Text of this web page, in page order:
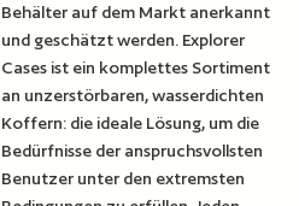
Behälter auf dem Markt anerkannt
und geschätzt werden. Explorer
Cases ist ein komplettes Sortiment
an unzerstörbaren, wasserdichten
Koffern: die ideale Lösung, um die
Bedürfnisse der anspruchsvollsten
Benutzer unter den extremsten